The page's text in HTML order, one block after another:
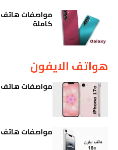
كاملة
هواتف الايفون
مواصفات هاتف iPhone 17e كاملا
مواصفات هاتف iPhone 16e